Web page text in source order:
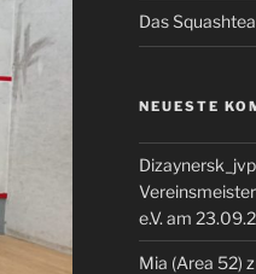
Das
NEUESTE
e.V. am
Mia (Area 52)